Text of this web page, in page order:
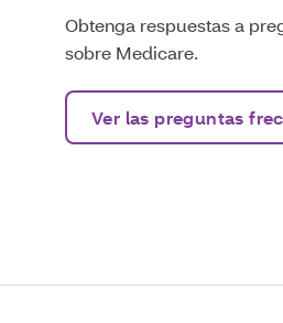
Obtenga respuestas a
sobre Medicare.
Ver las preguntas